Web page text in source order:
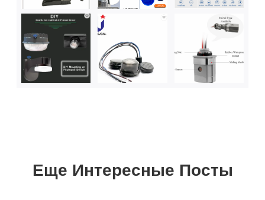
Еще Интересные Посты